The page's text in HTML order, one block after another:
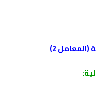
(المعامل 2)